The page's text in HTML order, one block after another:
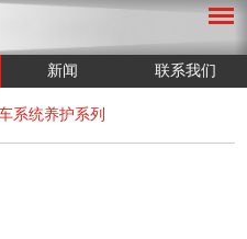
新闻 联系我们
系统养护系列